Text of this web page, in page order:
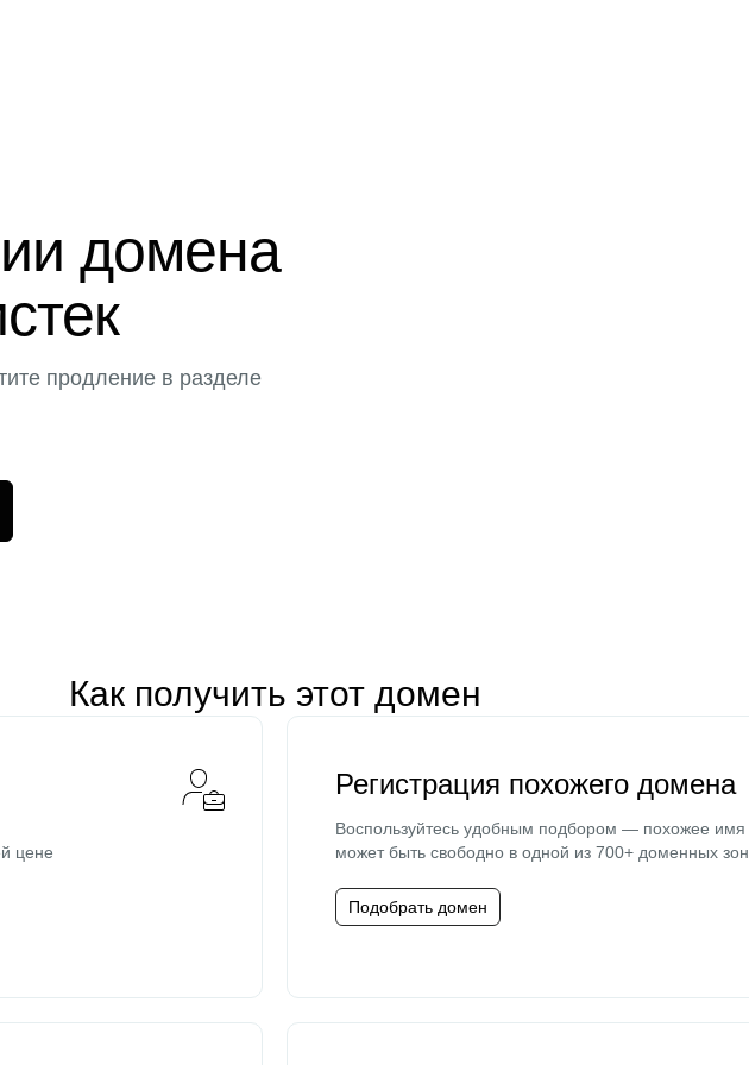
домена
продление в разделе
Как получить этот домен
цене
Регистрация похожего домена
Воспользуйтесь удобным подбором — похожее имя
может быть свободно в одной из 700+ доменных зон.
Подобрать домен